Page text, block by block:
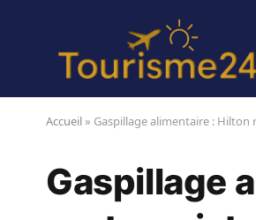
Accueil » Gaspillage alimentaire : Hilton
Gaspillage